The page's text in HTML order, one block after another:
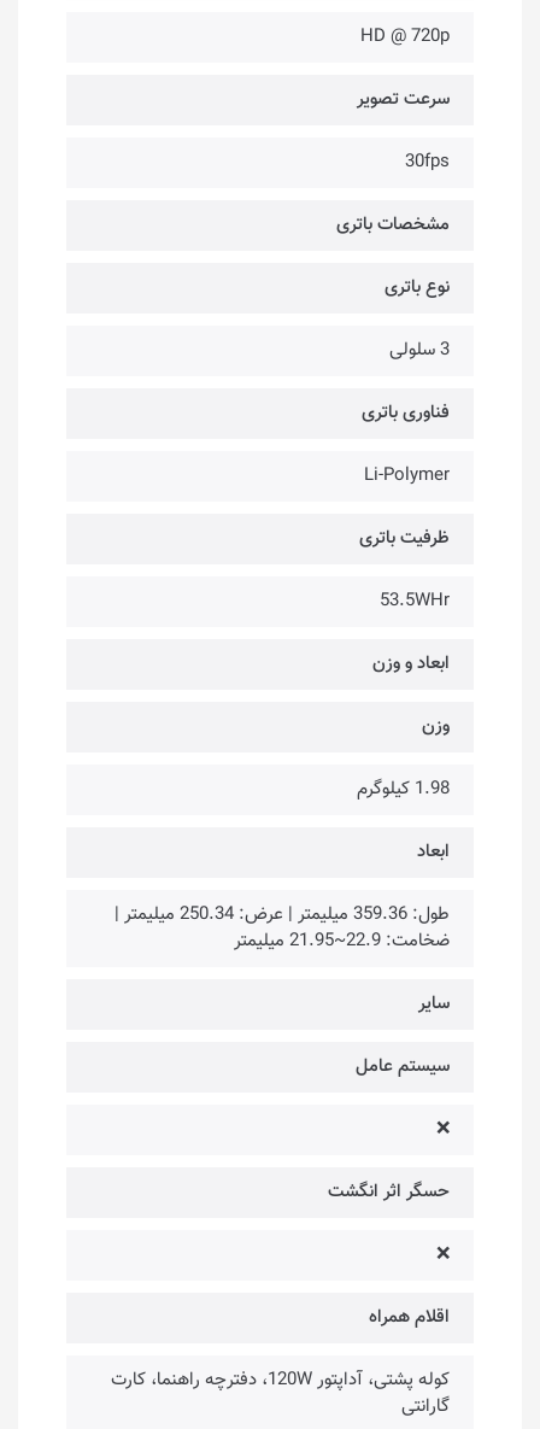
HD @ 720p
سرعت تصویر
30fps
مشخصات باتری
نوع باتری
3 سلولی
فناوری باتری
Li-Polymer
ظرفیت باتری
53.5WHr
ابعاد و وزن
وزن
1.98 کیلوگرم
ابعاد
طول: 359.36 میلیمتر | عرض: 250.34 میلیمتر |
ضخامت: 22.9~21.95 میلیمتر
سایر
سیستم عامل
❌
حسگر اثر انگشت
❌
اقلام همراه
کوله پشتی، آداپتور 120W، دفترچه راهنما، کارت
گارانتی